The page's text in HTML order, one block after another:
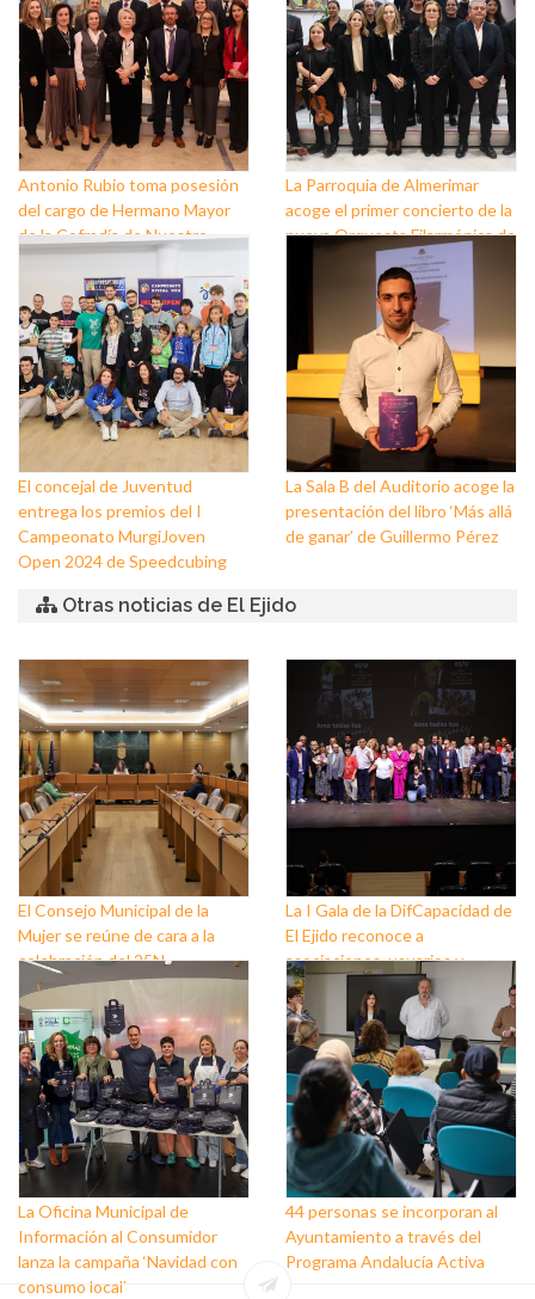
Antonio Rubio toma posesión
del cargo de Hermano Mayor
de la Cofradía de Nuestro
Padre Jesús Nazareno y
Nuestra Señora de los Dolores
de Balerma
La Parroquia de Almerimar
acoge el primer concierto de la
nueva Orquesta Filarmónica de
El concejal de Juventud
entrega los premios del I
Campeonato MurgiJoven
Open 2024 de Speedcubing
La Sala B del Auditorio acoge la
presentación del libro ‘Más allá
de ganar’ de Guillermo Pérez
Otras noticias de El Ejido
El Consejo Municipal de la
Mujer se reúne de cara a la
celebración del 25N
La I Gala de la DifCapacidad de
El Ejido reconoce a
asociaciones, usuarios y
personas que trabajan a favor
de este colectivo
La Oficina Municipal de
Información al Consumidor
lanza la campaña ‘Navidad con
consumo local’
44 personas se incorporan al
Ayuntamiento a través del
Programa Andalucía Activa